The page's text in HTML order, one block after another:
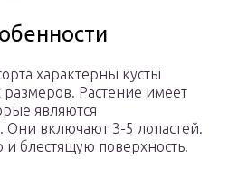
характерны кусты
Растение имеет
являются
Они включают 3-5 лопастей.
и блестящую поверхность.